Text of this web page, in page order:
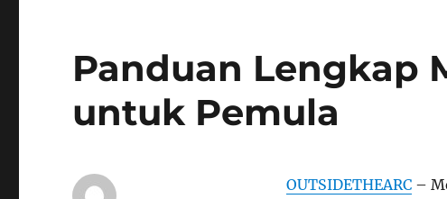
Panduan Lengkap
untuk Pemula
OUTSIDETHEARC–